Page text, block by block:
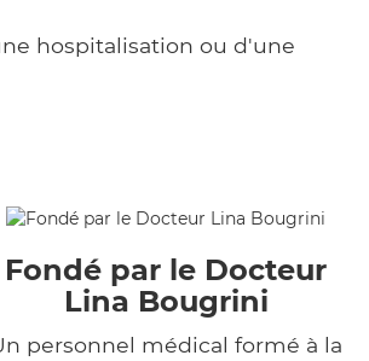
hospitalisation ou d'une
Fondé par le Docteur
Lina Bougrini
personnel médical formé à la